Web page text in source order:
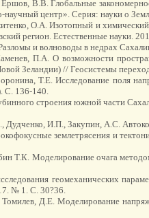
В.В. Глобальные
научный центр». Серия: науки о
О.А. Изотопный и химический
регион. Естественные науки.
и волноводы в недрах
П.А. О возможности
Зеландии) // Геосистемы
Т.Е. Исследование поля
С. 136-140.
строения южной части
Дудченко, И.П., Закупин, А.С.
землетрясения и
Т.К. Моделирование очага
геомеханических
№ 1. С. 30?36.
Д.Е. Моделирование